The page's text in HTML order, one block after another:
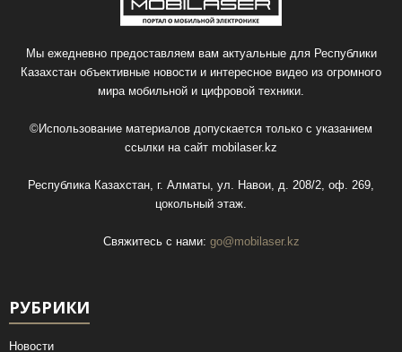
Мы ежедневно предоставляем вам актуальные для Республики
Казахстан объективные новости и интересное видео из огромного
мира мобильной и цифровой техники.
©Использование материалов допускается только с указанием
ссылки на сайт mobilaser.kz
Республика Казахстан, г. Алматы, ул. Навои, д. 208/2, оф. 269,
цокольный этаж.
Свяжитесь с нами: go@mobilaser.kz
РУБРИКИ
Новости